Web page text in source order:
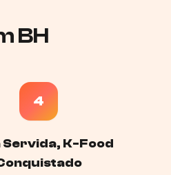
BH
4
Servida, K-Food